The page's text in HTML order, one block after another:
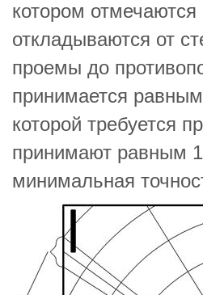
котором
откладываются от
проемы до
принимается
которой требуется
принимают равным 1
минимальная